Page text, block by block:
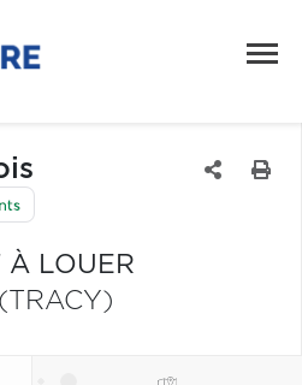
À LOUER